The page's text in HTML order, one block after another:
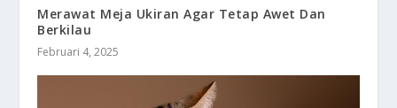
Merawat Meja Ukiran Agar Tetap Awet Dan
Berkilau
Februari 4, 2025